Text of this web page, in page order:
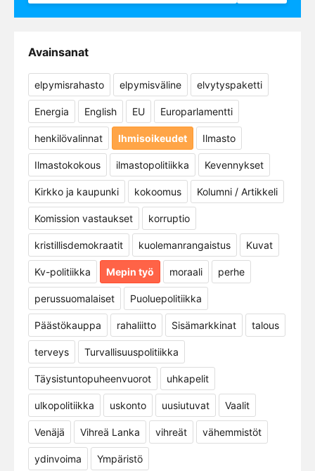
Avainsanat
elpymisrahasto elpymisväline elvytyspaketti
Energia English EU Europarlamentti
henkilövalinnat Ihmisoikeudet Ilmasto
Ilmastokokous ilmastopolitiikka Kevennykset
Kirkko ja kaupunki kokoomus Kolumni / Artikkeli
Komission vastaukset korruptio
kristillisdemokraatit kuolemanrangaistus Kuvat
Kv-politiikka Mepin työ moraali perhe
perussuomalaiset Puoluepolitiikka
Päästökauppa rahaliitto Sisämarkkinat talous
terveys Turvallisuuspolitiikka
Täysistuntopuheenvuorot uhkapelit
ulkopolitiikka uskonto uusiutuvat Vaalit
Venäjä Vihreä Lanka vihreät vähemmistöt
ydinvoima Ympäristö